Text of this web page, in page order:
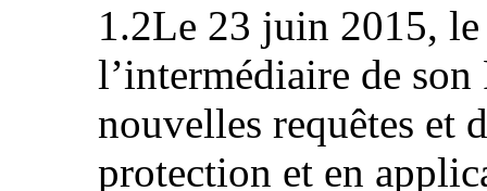
1.2Le 23 juin 2015,
l’intermédiaire de son
nouvelles requêtes et
protection et en